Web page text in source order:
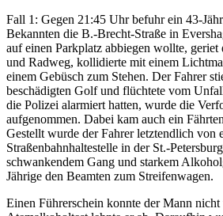
Fall 1: Gegen 21:45 Uhr befuhr ein 43-
Bekannten die B.-Brecht-Straße in
auf einen Parkplatz abbiegen wollte,
und Radweg, kollidierte mit einem
einem Gebüsch zum Stehen. Der Fahrer
beschädigten Golf und flüchtete vom
die Polizei alarmiert hatten, wurde die
aufgenommen. Dabei kam auch ein
Gestellt wurde der Fahrer letztendlich von
Straßenbahnhaltestelle in der St.-
schwankendem Gang und starkem
Jährige den Beamten zum Streifenwagen.
Einen Führerschein konnte der Mann